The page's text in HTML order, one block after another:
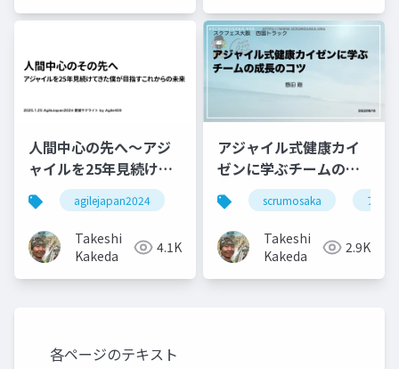
人間中心の先へ〜アジ
ャイルを25年見続けて
きた僕が目指すこれか
らの未来
agilejapan2024 agile459 生命システム
Takeshi
Kakeda
4.1K
アジャイル式健康カイ
ゼンに学ぶチームの成
長のコツscrumosaka アジ
Takeshi
Kakeda
2.9K
各ページのテキスト